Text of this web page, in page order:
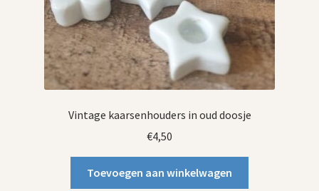
Vintage kaarsenhouders in oud doosje
€4,50
Toevoegen aan winkelwagen